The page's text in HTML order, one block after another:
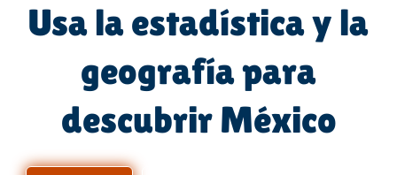
Usa la estadística y la
geografía para
descubrir México